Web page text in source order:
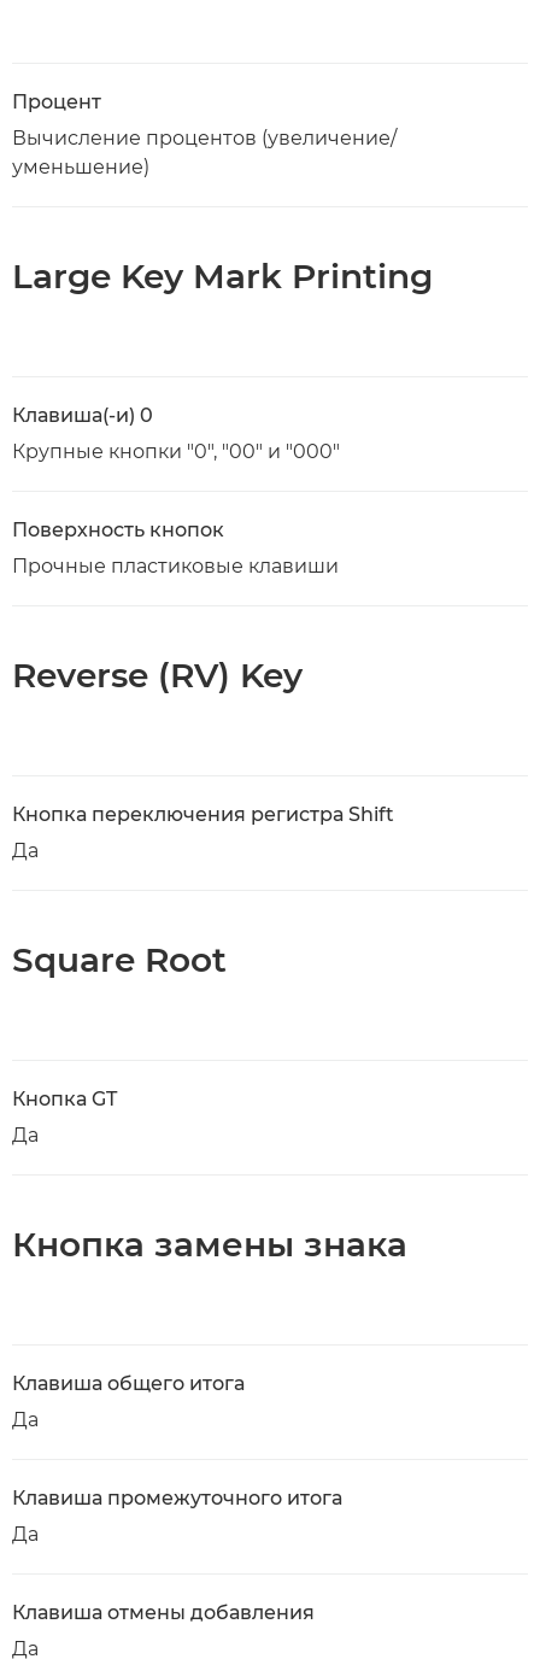
Процент
Вычисление процентов (увеличение/
уменьшение)
Large Key Mark Printing
Клавиша(-и) 0
Крупные кнопки "0", "00" и "000"
Поверхность кнопок
Прочные пластиковые клавиши
Reverse (RV) Key
Кнопка переключения регистра Shift
Да
Square Root
Кнопка GT
Да
Кнопка замены знака
Клавиша общего итога
Да
Клавиша промежуточного итога
Да
Клавиша отмены добавления
Да